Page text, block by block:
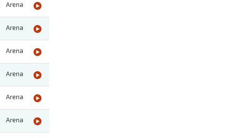
Arena
Arena
Arena
Arena
Arena
Arena